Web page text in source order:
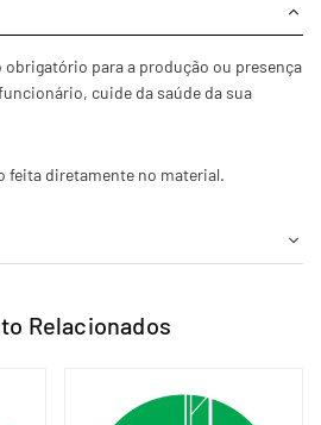
obrigatório para a produção ou presença
cuide da saúde da sua
feita diretamente no material.
Relacionados